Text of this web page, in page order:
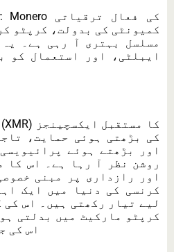
: Monero کی فعال ترقیاتی
کمیونٹی کی بدولت، کرپٹو
مسلسل بہتری آ رہی ہے۔
ایبلٹی، اور استعمال کو
کی بڑھتی ہوئی حمایت،
اور بڑھتے ہوئے
روشن نظر آ رہا ہے۔ اس کا
اور رازداری پر مبنی
کرنسی کی دنیا میں ایک
لیے تیار رکھتی ہیں۔ اس کی
کرپٹو مارکیٹ میں بدلتی
اس کی